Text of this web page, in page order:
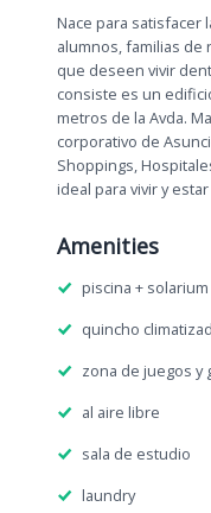
Nace para satisfacer
alumnos, familias de
que deseen vivir
consiste es un
metros de la Avda.
corporativo de
Shoppings,
ideal para vivir y
Amenities
piscina + solarium
quincho
zona de juegos y
al aire libre
sala de estudio
laundry